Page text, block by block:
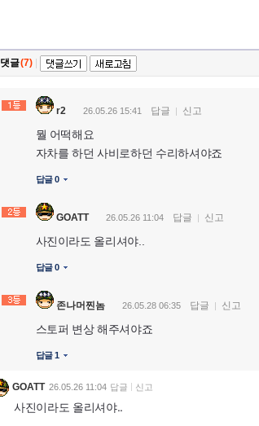
댓글(7)
r2 26.05.26 15:41 답글 신고
뭘 어떡해요
자차를 하던 사비로하던 수리하셔야죠
답글 0
GOATT 26.05.26 11:04 답글 신고
사진이라도 올리셔야..
답글 0
존나머찐놈 26.05.28 06:35 답글 신고
스토퍼 변상 해주셔야죠
답글 1
GOATT 26.05.26 11:04 답글 신고
사진이라도 올리셔야..